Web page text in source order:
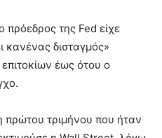
πρόεδρος της Fed είχε
κανένας δισταγμός»
έως ότου ο
τριμήνου που ήταν